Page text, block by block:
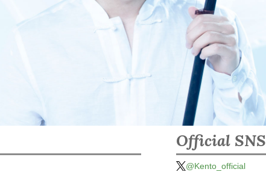
Official SNS
@Kento_official